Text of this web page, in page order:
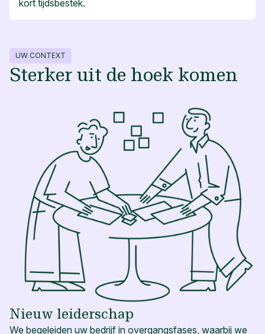
kort tijdsbestek.
UW CONTEXT
Sterker uit de hoek komen
Nieuw leiderschap
We begeleiden uw bedrijf in overgangsfases, waarbij we